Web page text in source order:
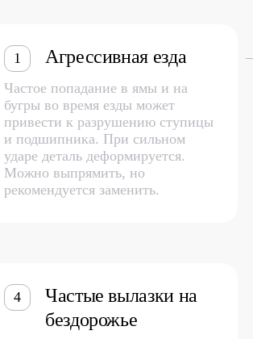
1 Агрессивная езда
Частое попадание в ямы и на
бугры во время езды может
привести к разрушению ступицы
и подшипника. При сильном
ударе деталь деформируется.
Можно выпрямить, но
рекомендуется заменить.
4
Частые вылазки на
бездорожье